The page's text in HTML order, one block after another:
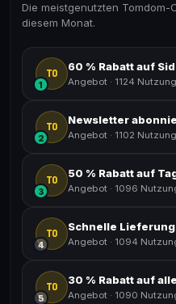
Die meistgenutzten
diesem Monat.
TO
1
60 % Rabatt auf
Angebot · 1124
TO
2
Newsletter
Angebot · 1102
TO
3
50 % Rabatt auf
Angebot · 1096
TO
4
Schnelle
Angebot · 1094
TO
5
30 % Rabatt auf
Angebot · 1090